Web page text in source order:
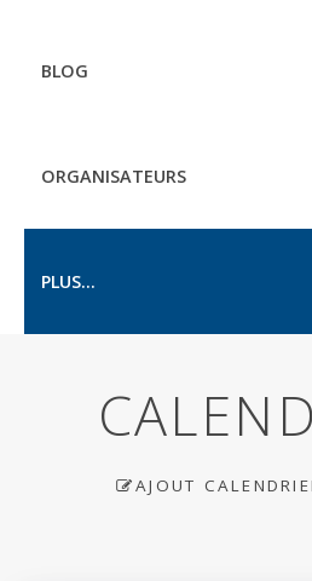
BLOG
ORGANISATEURS
PLUS...
AJOUT